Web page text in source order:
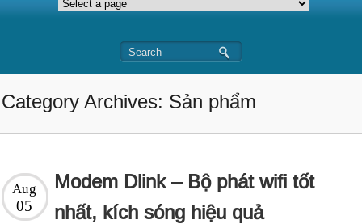
Category Archives: Sản phẩm
Modem Dlink – Bộ phát wifi tốt
nhất, kích sóng hiệu quả
Aug
05